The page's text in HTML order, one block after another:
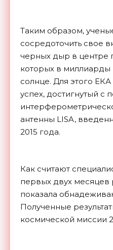
Таким образом,
сосредоточить свое
черных дыр в центре
которых в
солнце. Для этого
успех, достигнутый
антенны LISA,
2015 года.
Как считают
первых двух месяцев
показала
Полученные
космической миссии